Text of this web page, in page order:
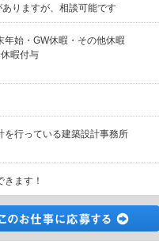
りますが、相談可能です
始・GW休暇・その他休暇
暇付与
を行っている建築設計事務所
ます！